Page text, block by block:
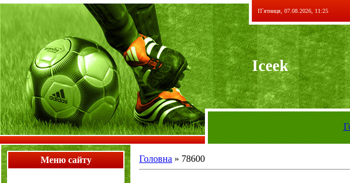
П`ятниця, 07.08.2026, 11:25
Iceek
Меню сайту Головна » 78600